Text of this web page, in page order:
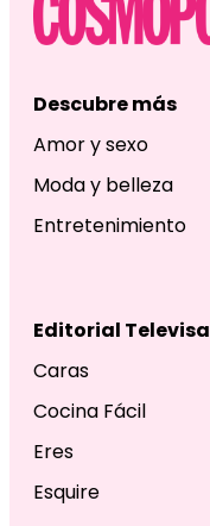
Descubre más
Amor y sexo
Moda y belleza
Entretenimiento
Editorial Televisa
Caras
Cocina Fácil
Eres
Esquire